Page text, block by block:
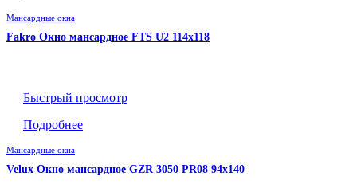
Мансардные окна
Fakro Окно мансардное FTS U2 114х118
Быстрый просмотр
Подробнее
Мансардные окна
Velux Окно мансардное GZR 3050 PR08 94х140